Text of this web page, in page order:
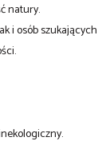
natury.
i osób szukających